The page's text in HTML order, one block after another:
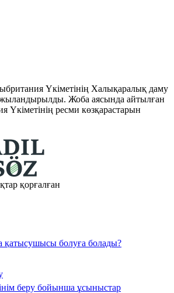
Үкіметінің Халықаралық даму
Жоба аясында айтылған
Үкіметінің ресми көзқарастарын
қорғалған
қатысушысы болуға болады?
беру бойынша ұсыныстар